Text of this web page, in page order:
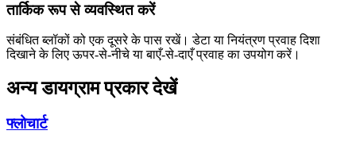
तार्किक रूप से व्यवस्थित करें
संबंधित ब्लॉकों को एक दूसरे के पास रखें। डेटा या नियंत्रण प्रवाह दिशा
दिखाने के लिए ऊपर-से-नीचे या बाएँ-से-दाएँ प्रवाह का उपयोग करें।
अन्य डायग्राम प्रकार देखें
फ्लोचार्ट